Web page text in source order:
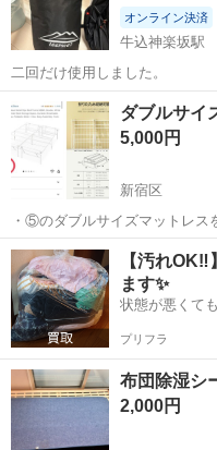
オンライン決済
牛込神楽坂駅
二回だけ使用しました。
新宿区 牛込神楽坂
ダブルサイ
5,000円
新宿区
・⑤のダブルサイズマットレス
する。※両方のサイズはぴった
満。Sランク。 -S:多少の使用感のみで、大切に使用されていた商品。
また、使用頻度が少ない商品。
東京 新宿区 寝具
【汚れ
ます✨
状態が悪くて
プリフラ
布団除湿
2,000円